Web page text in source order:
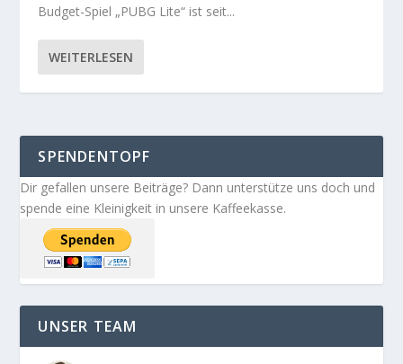
Budget-Spiel „PUBG Lite“ ist seit...
WEITERLESEN
SPENDENTOPF
Dir gefallen unsere Beiträge? Dann unterstütze uns doch und
spende eine Kleinigkeit in unsere Kaffeekasse.
UNSER TEAM